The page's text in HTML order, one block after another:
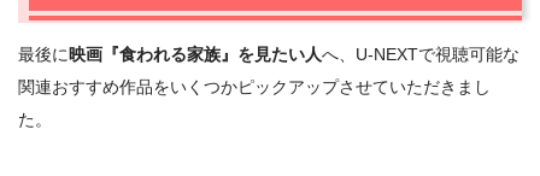
最後に映画『食われる家族』を見たい人へ、U-NEXTで視聴可能な
関連おすすめ作品をいくつかピックアップさせていただきまし
た。